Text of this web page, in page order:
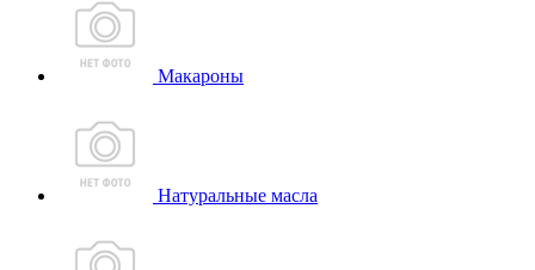
Макароны
Натуральные масла